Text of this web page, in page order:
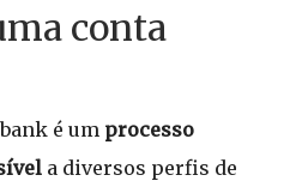
conta
é um processo
a diversos perfis de